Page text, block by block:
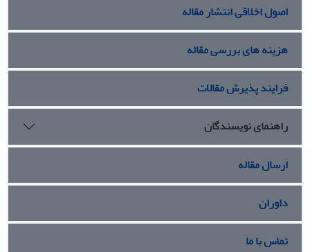
اصول اخلاقی انتشار مقاله
هزینه های بررسی مقاله
فرایند پذیرش مقالات
راهنمای نویسندگان
ارسال مقاله
داوران
تماس با ما